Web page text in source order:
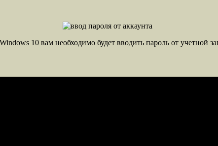
10 вам необходимо будет вводить пароль от учетной